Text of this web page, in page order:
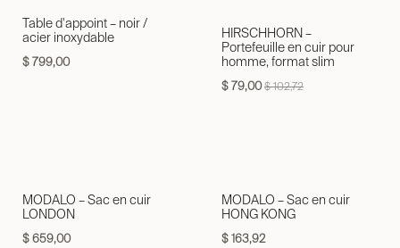
Table d'appoint – noir /
acier inoxydable
$799,00
HIRSCHHORN –
Portefeuille en cuir pour
homme, format slim
$79,00 $102,72
MODALO – Sac en cuir
LONDON
$659,00
MODALO – Sac en cuir
HONG KONG
$163,92